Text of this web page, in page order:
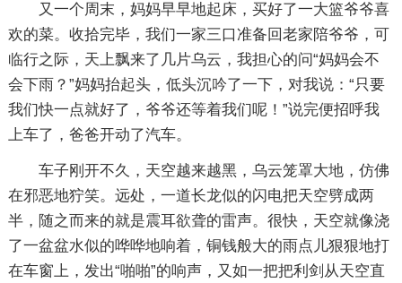
又一个周末，妈妈早早地起床，买好了一大篮爷爷喜
欢的菜。收拾完毕，我们一家三口准备回老家陪爷爷，可
临行之际，天上飘来了几片乌云，我担心的问“妈妈会不
会下雨？”妈妈抬起头，低头沉吟了一下，对我说：“只要
我们快一点就好了，爷爷还等着我们呢！”说完便招呼我
上车了，爸爸开动了汽车。
车子刚开不久，天空越来越黑，乌云笼罩大地，仿佛
在邪恶地狞笑。远处，一道长龙似的闪电把天空劈成两
半，随之而来的就是震耳欲聋的雷声。很快，天空就像浇
了一盆盆水似的哗哗地响着，铜钱般大的雨点儿狠狠地打
在车窗上，发出“啪啪”的响声，又如一把把利剑从天空直